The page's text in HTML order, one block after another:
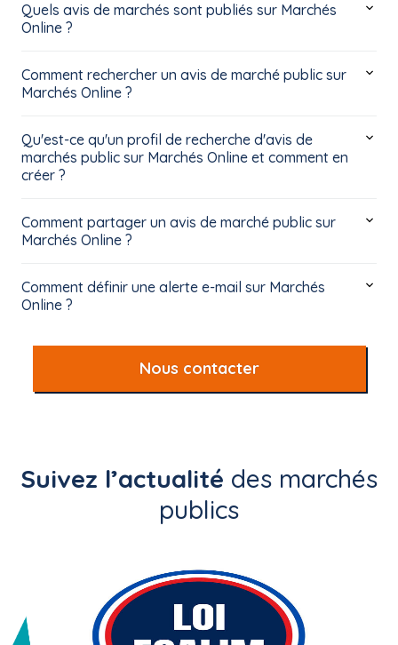
Quels avis de marchés sont publiés sur Marchés
Online ?
Comment rechercher un avis de marché public sur
Marchés Online ?
Qu'est-ce qu'un profil de recherche d'avis de
marchés public sur Marchés Online et comment en
créer ?
Comment partager un avis de marché public sur
Marchés Online ?
Comment définir une alerte e-mail sur Marchés
Online ?
Nous contacter
Suivez l’actualité des marchés
publics